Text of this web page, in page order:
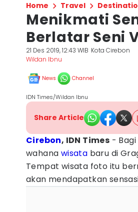
Home Travel
Menikmati
Berlatar Seni
21 Des 2019, 12:43 WIB Kota Cirebon
Wildan Ibnu
News Channel
IDN Times/Wildan Ibnu
Share Article
Cirebon, IDN Times -
wahana wisata baru di
Tempat wisata foto itu
akan mendapatkan